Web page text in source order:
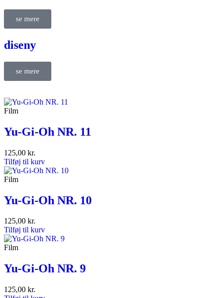
se mere
diseny
se mere
Film
Yu-Gi-Oh NR. 11
125,00 kr.
Tilføj til kurv
Film
Yu-Gi-Oh NR. 10
125,00 kr.
Tilføj til kurv
Film
Yu-Gi-Oh NR. 9
125,00 kr.